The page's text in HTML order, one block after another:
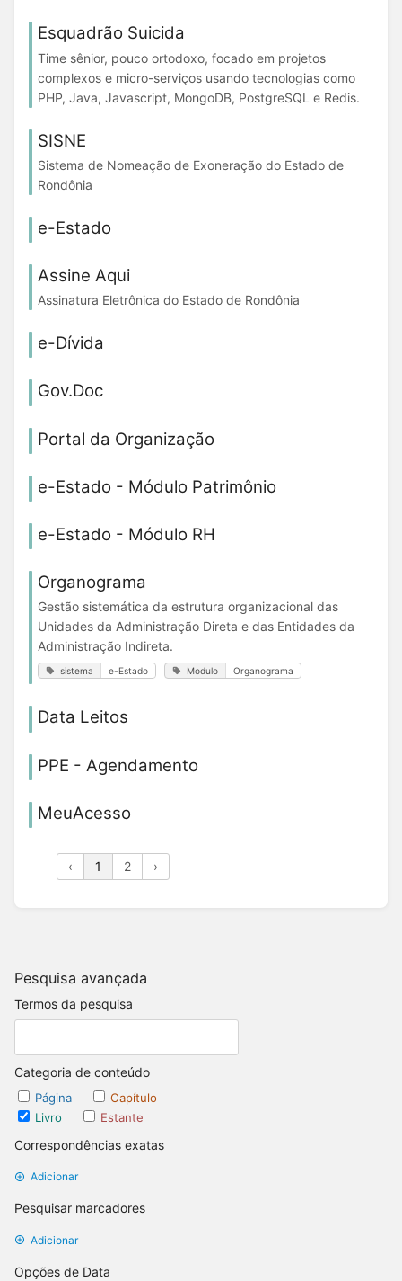
Pesquisa avançada
Termos da pesquisa
Categoria de conteúdo
Página
Capítulo
Livro
Estante
Correspondências exatas
Adicionar
Pesquisar marcadores
Adicionar
Opções de Data
Esquadrão Suicida
Time sênior, pouco ortodoxo, focado em projetos
complexos e micro-serviços usando tecnologias como
PHP, Java, Javascript, MongoDB, PostgreSQL e Redis.
SISNE
Sistema de Nomeação de Exoneração do Estado de
Rondônia
e-Estado
Assine Aqui
Assinatura Eletrônica do Estado de Rondônia
e-Dívida
Gov.Doc
Portal da Organização
e-Estado - Módulo Patrimônio
e-Estado - Módulo RH
Organograma
Gestão sistemática da estrutura organizacional das
Unidades da Administração Direta e das Entidades da
Administração Indireta.
sistema e-Estado Modulo Organograma
Data Leitos
PPE - Agendamento
MeuAcesso
‹ 1 2 ›